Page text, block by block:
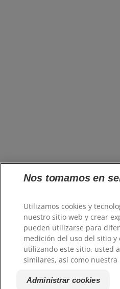
Nos tomamos en
Utilizamos cookies y
nuestro sitio web y crear
pueden utilizarse para
medición del uso del sitio
utilizando este sitio, usted
similares, así como nuestra
Administrar cookies